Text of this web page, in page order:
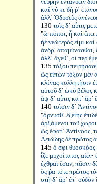
καί νύ κε δή ῥ᾽
ἀλλ᾽ Ὀδυσεὺς
130 τοῖς δ᾽ αὖτις
"ὢ πόποι, ἦ καὶ
ἠὲ νεώτερός εἰμι καὶ
ἄνδρ᾽ ἀπαμύνασθαι,
ἀλλ᾽ ἄγεθ᾽, οἵ περ
135 τόξου
ὣς εἰπὼν τόξον μὲν
κλίνας κολλητῇσιν
αὐτοῦ δ᾽ ὠκὺ βέλος
ἂψ δ᾽ αὖτις κατ᾽ ἄρ᾽
140 τοῖσιν δ᾽
"ὄρνυσθ᾽ ἑξείης
ἀρξάμενοι τοῦ
ὣς ἔφατ᾽ Ἀντίνοος,
Λειώδης δὲ πρῶτος
145 ὅ σφι θυοσκόος
ἷζε μυχοίτατος αἰέν·
ἐχθραὶ ἔσαν, πᾶσιν
ὅς ῥα τότε πρῶτος
στῆ δ᾽ ἄρ᾽ ἐπ᾽ οὐδὸν